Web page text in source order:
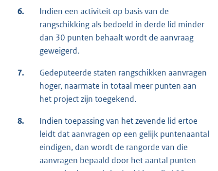
6.
Indien een activiteit op basis van de
rangschikking als bedoeld in derde lid minder
dan 30 punten behaalt wordt de aanvraag
geweigerd.
7.
Gedeputeerde staten rangschikken aanvragen
hoger, naarmate in totaal meer punten aan
het project zijn toegekend.
8.
Indien toepassing van het zevende lid ertoe
leidt dat aanvragen op een gelijk puntenaantal
eindigen, dan wordt de rangorde van die
aanvragen bepaald door het aantal punten